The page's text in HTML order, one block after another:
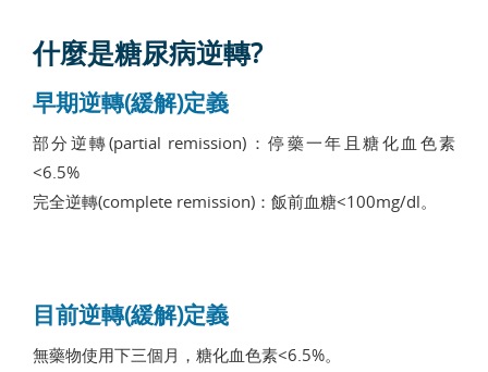
什麼是糖尿病逆轉?
早期逆轉(緩解)定義
部分逆轉(partial remission)：停藥一年且糖化血色素
<6.5%
完全逆轉(complete remission)：飯前血糖<100mg/dl。
目前逆轉(緩解)定義
無藥物使用下三個月，糖化血色素<6.5%。